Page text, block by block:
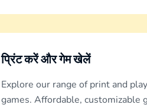
प्रिंट करें और गेम खेलें
Explore our range of print and
games. Affordable, customizable